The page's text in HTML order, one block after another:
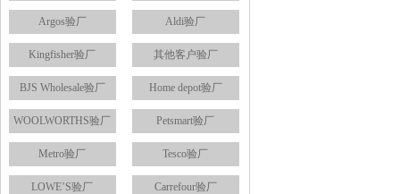
Argos验厂 Aldi验厂
Kingfisher验厂 其他客户验厂
BJS Wholesale验厂 Home depot验厂
WOOLWORTHS验厂 Petsmart验厂
Metro验厂 Tesco验厂
LOWE’S验厂 Carrefour验厂